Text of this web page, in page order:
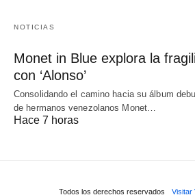
NOTICIAS
Monet in Blue explora la
con ‘Alonso’
Consolidando el camino hacia su álbum
de hermanos venezolanos Monet…
Hace 7 horas
Todos los derechos reservados Visitar